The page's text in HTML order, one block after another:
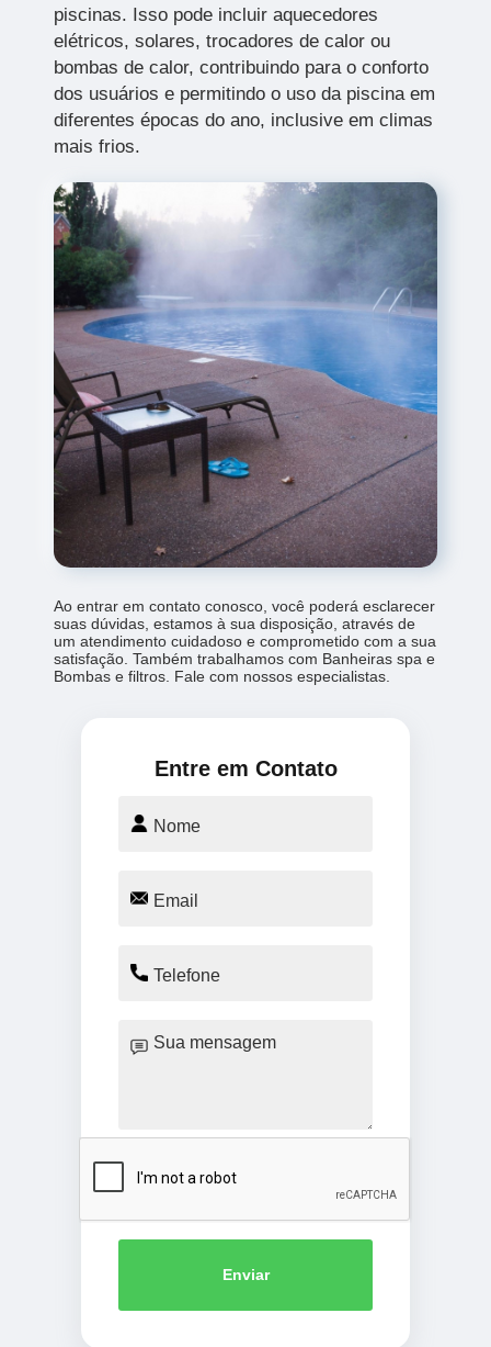
piscinas. Isso pode incluir aquecedores
elétricos, solares, trocadores de calor ou
bombas de calor, contribuindo para o conforto
dos usuários e permitindo o uso da piscina em
diferentes épocas do ano, inclusive em climas
mais frios.
Ao entrar em contato conosco, você poderá esclarecer
suas dúvidas, estamos à sua disposição, através de
um atendimento cuidadoso e comprometido com a sua
satisfação. Também trabalhamos com Banheiras spa e
Bombas e filtros. Fale com nossos especialistas.
Entre em Contato
Enviar